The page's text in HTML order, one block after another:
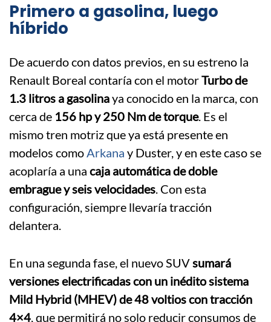
Primero a gasolina, luego
híbrido
De acuerdo con datos previos, en su estreno la
Renault Boreal contaría con el motorTurbo de
1.3 litros a gasolinaya conocido en la marca, con
cerca de 156 hp y 250 Nm de torque. Es el
mismo tren motriz que ya está presente en
modelos comoArkana y Duster, y en este caso se
acoplaría a una caja automática de doble
embrague y seis velocidades. Con esta
configuración, siempre llevaría tracción
delantera.
En una segunda fase, el nuevo SUVsumará
versiones electrificadas con un inédito sistema
Mild Hybrid (MHEV) de 48 voltios con tracción
4×4, que permitirá no solo reducir consumos de